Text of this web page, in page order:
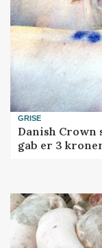
GRISE
Danish
gab er 3